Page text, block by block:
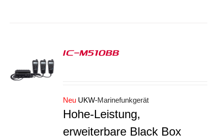
IC-M510BB
Neu UKW-Marinefunkgerät
Hohe-Leistung,
erweiterbare Black Box